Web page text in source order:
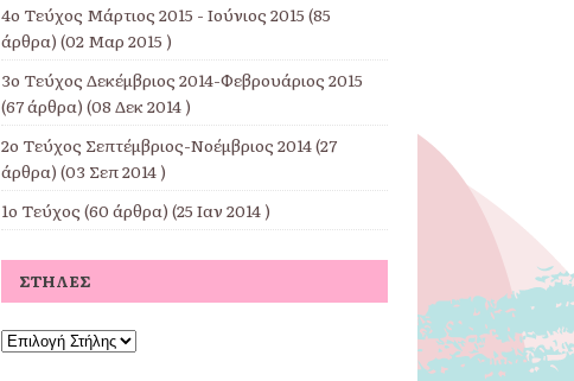
4ο Τεύχος Μάρτιος 2015 - Ιούνιος 2015 (85
άρθρα) (02 Μαρ 2015 )
3ο Τεύχος Δεκέμβριος 2014-Φεβρουάριος 2015
(67 άρθρα) (08 Δεκ 2014 )
2ο Τεύχος Σεπτέμβριος-Νοέμβριος 2014(27
άρθρα) (03 Σεπ 2014 )
1ο Τεύχος (60 άρθρα) (25 Ιαν 2014 )
ΣΤΉΛΕΣ